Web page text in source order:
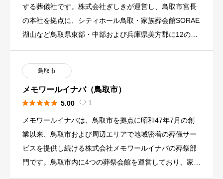
する葬儀社です。株式会社ぎしきが運営し、鳥取市宮長
の本社を拠点に、シティホール鳥取・家族葬会館SORAE
湖山など鳥取県東部・中部および兵庫県美方郡に12の葬
鳥取市
メモワールイナバ（鳥取市）
 5.00  1
メモワールイナバは、鳥取市を拠点に昭和47年7月の創
業以来、鳥取市および周辺エリアで地域密着の葬儀サー
ビスを提供し続ける株式会社メモワールイナバの葬祭部
門です。鳥取市内に4つの葬祭会館を運営しており、家族